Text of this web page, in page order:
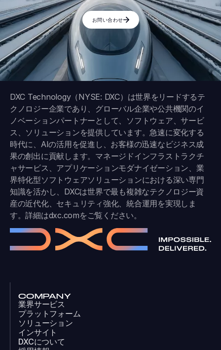
お問い合わせ
DXC Technology（NYSE: DXC）は世界をリードするテ
クノロジー企業であり、グローバル企業や公共機関のイ
ノベーションパートナーとして、ソフトウェア、サービ
ス、ソリューションを提供しています。急速に変化する
時代に、AIの活用を促進し、お客様の迅速なビジネス成
果の創出に貢献します。マネージドインフラストラクチ
ャサービス、アプリケーションモダナイゼーション、業
界特化型ソフトウェアソリューションにおける深い専門
知識を活かし、DXCは世界で最も複雑なテクノロジー資
産の近代化、セキュリティ強化、統合運用を実現しま
す。詳細はdxc.comをご覧ください。
COMPANY
業界サービス
プラットフォーム
ソリューション
インサイト
DXCについて